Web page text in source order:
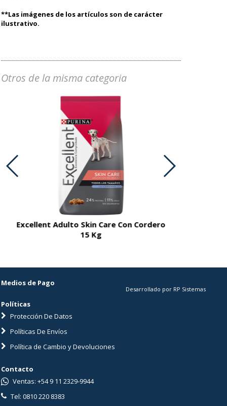
**Las imágenes de los artículos son de carácter
ilustrativo.
Otros de la misma categoria
Excellent Adulto Skin Care Con Cordero
15 Kg
Medios de Pago
Políticas
Protección De Datos
Políticas De Envíos
Política de Cambio y Devoluciones
Desarrollado por RP Sistemas
Contacto
Ventas: +54 9 11 2329-9944
Tel: 0810 220 8383